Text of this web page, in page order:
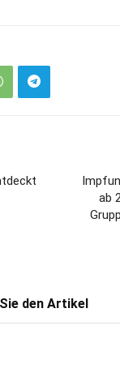
ab
den Artikel